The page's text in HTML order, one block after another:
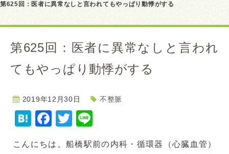
第625回：医者に異常なしと言われてもやっぱり動悸がする
第625回：医者に異常なしと言われ
てもやっぱり動悸がする
2019年12月30日 不整脈
Hatena
Facebook
Twitter
こんにちは。船橋駅前の内科・循環器（心臓血管）